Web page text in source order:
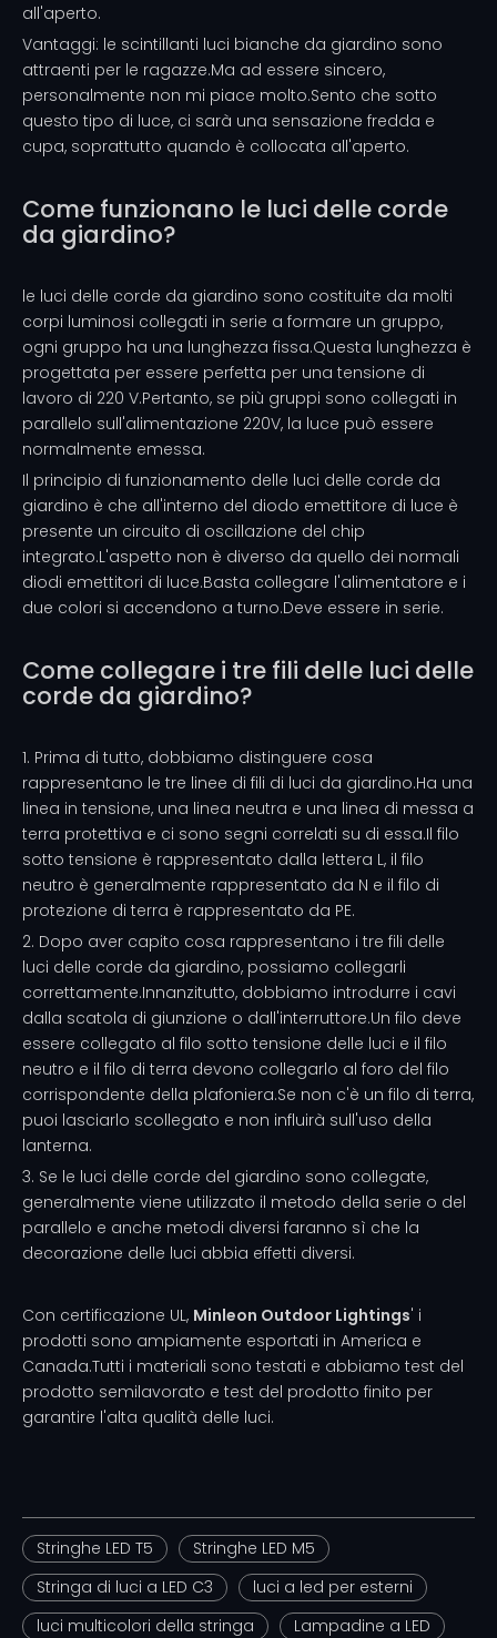
all'aperto.
Vantaggi: le scintillanti luci bianche da giardino sono
attraenti per le ragazze.Ma ad essere sincero,
personalmente non mi piace molto.Sento che sotto
questo tipo di luce, ci sarà una sensazione fredda e
cupa, soprattutto quando è collocata all'aperto.
Come funzionano le luci delle corde
da giardino?
le luci delle corde da giardino sono costituite da molti
corpi luminosi collegati in serie a formare un gruppo,
ogni gruppo ha una lunghezza fissa.Questa lunghezza è
progettata per essere perfetta per una tensione di
lavoro di 220 V.Pertanto, se più gruppi sono collegati in
parallelo sull'alimentazione 220V, la luce può essere
normalmente emessa.
Il principio di funzionamento delle luci delle corde da
giardino è che all'interno del diodo emettitore di luce è
presente un circuito di oscillazione del chip
integrato.L'aspetto non è diverso da quello dei normali
diodi emettitori di luce.Basta collegare l'alimentatore e i
due colori si accendono a turno.Deve essere in serie.
Come collegare i tre fili delle luci delle
corde da giardino?
1. Prima di tutto, dobbiamo distinguere cosa
rappresentano le tre linee di fili di luci da giardino.Ha una
linea in tensione, una linea neutra e una linea di messa a
terra protettiva e ci sono segni correlati su di essa.Il filo
sotto tensione è rappresentato dalla lettera L, il filo
neutro è generalmente rappresentato da N e il filo di
protezione di terra è rappresentato da PE.
2. Dopo aver capito cosa rappresentano i tre fili delle
luci delle corde da giardino, possiamo collegarli
correttamente.Innanzitutto, dobbiamo introdurre i cavi
dalla scatola di giunzione o dall'interruttore.Un filo deve
essere collegato al filo sotto tensione delle luci e il filo
neutro e il filo di terra devono collegarlo al foro del filo
corrispondente della plafoniera.Se non c'è un filo di terra,
puoi lasciarlo scollegato e non influirà sull'uso della
lanterna.
3. Se le luci delle corde del giardino sono collegate,
generalmente viene utilizzato il metodo della serie o del
parallelo e anche metodi diversi faranno sì che la
decorazione delle luci abbia effetti diversi.
Con certificazione UL, Minleon Outdoor Lightings' i
prodotti sono ampiamente esportati in America e
Canada.Tutti i materiali sono testati e abbiamo test del
prodotto semilavorato e test del prodotto finito per
garantire l'alta qualità delle luci.
Stringhe LED T5
Stringhe LED M5
Stringa di luci a LED C3
luci a led per esterni
luci multicolori della stringa
Lampadine a LED